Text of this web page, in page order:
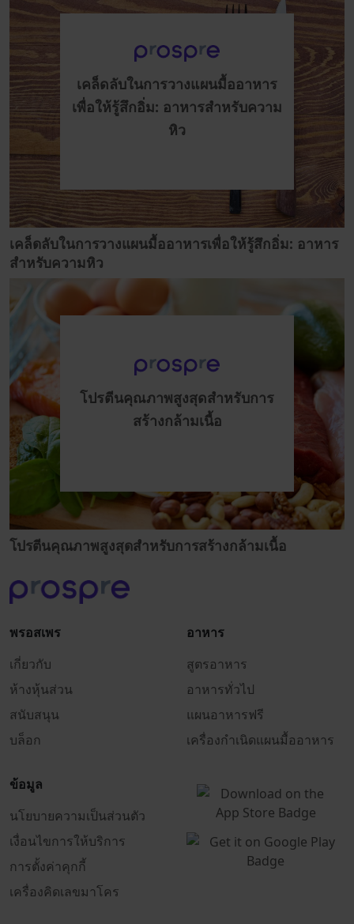
เคล็ดลับในการวางแผนมื้ออาหาร
เพื่อให้รู้สึกอิ่ม: อาหารสำหรับความ
หิว
เคล็ดลับในการวางแผนมื้ออาหารเพื่อให้รู้สึกอิ่ม: อาหาร
สำหรับความหิว
โปรตีนคุณภาพสูงสุดสำหรับการ
สร้างกล้ามเนื้อ
โปรตีนคุณภาพสูงสุดสำหรับการสร้างกล้ามเนื้อ
พรอสเพร
เกี่ยวกับ
ห้างหุ้นส่วน
สนับสนุน
บล็อก
อาหาร
สูตรอาหาร
อาหารทั่วไป
แผนอาหารฟรี
เครื่องกำเนิดแผนมื้ออาหาร
ข้อมูล
นโยบายความเป็นส่วนตัว
เงื่อนไขการให้บริการ
การตั้งค่าคุกกี้
เครื่องคิดเลขมาโคร